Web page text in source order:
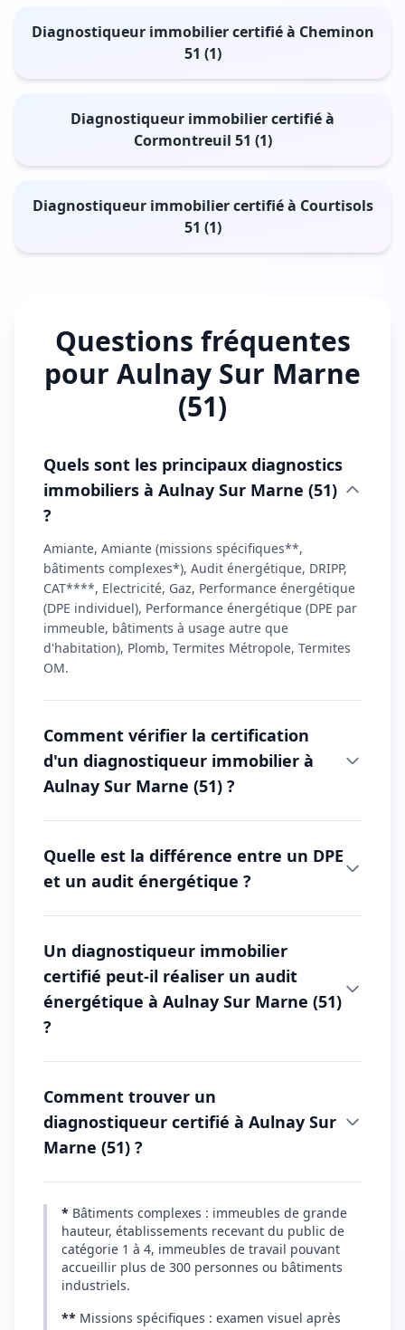
Diagnostiqueur immobilier certifié à Cheminon
51 (1)
Diagnostiqueur immobilier certifié à
Cormontreuil 51 (1)
Diagnostiqueur immobilier certifié à Courtisols
51 (1)
Questions fréquentes
pour Aulnay Sur Marne
(51)
Quels sont les principaux diagnostics
immobiliers à Aulnay Sur Marne (51)
?
Amiante, Amiante (missions spécifiques**,
bâtiments complexes*), Audit énergétique, DRIPP,
CAT****, Electricité, Gaz, Performance énergétique
(DPE individuel), Performance énergétique (DPE par
immeuble, bâtiments à usage autre que
d'habitation), Plomb, Termites Métropole, Termites
OM.
Comment vérifier la certification
d'un diagnostiqueur immobilier à
Aulnay Sur Marne (51) ?
Quelle est la différence entre un DPE
et un audit énergétique ?
Un diagnostiqueur immobilier
certifié peut-il réaliser un audit
énergétique à Aulnay Sur Marne (51)
?
Comment trouver un
diagnostiqueur certifié à Aulnay Sur
Marne (51) ?
* Bâtiments complexes : immeubles de grande
hauteur, établissements recevant du public de
catégorie 1 à 4, immeubles de travail pouvant
accueillir plus de 300 personnes ou bâtiments
industriels.
** Missions spécifiques : examen visuel après